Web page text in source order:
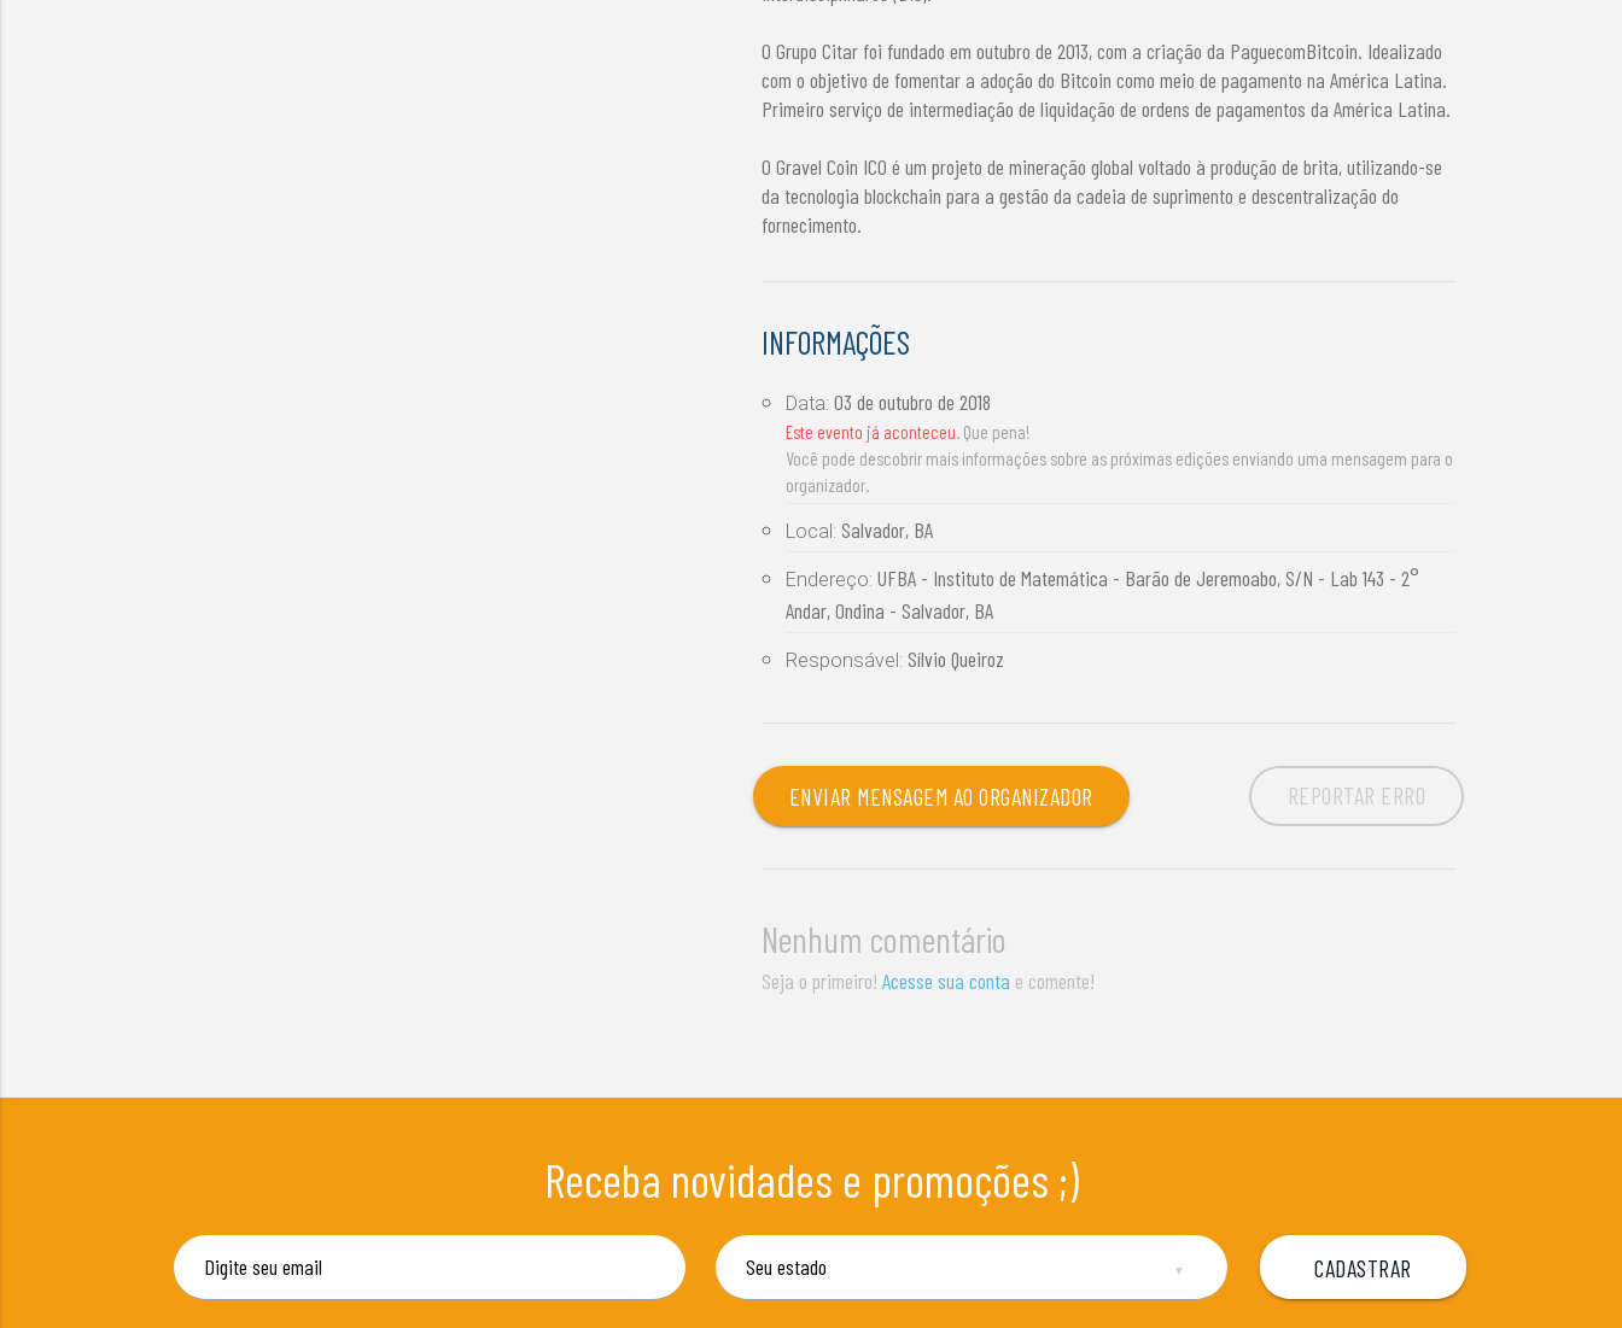
O Grupo Citar foi fundado em outubro de 2013, com a criação da PaguecomBitcoin. Idealizado
com o objetivo de fomentar a adoção do Bitcoin como meio de pagamento na América Latina.
Primeiro serviço de intermediação de liquidação de ordens de pagamentos da América Latina.
O Gravel Coin ICO é um projeto de mineração global voltado à produção de brita, utilizando-se
da tecnologia blockchain para a gestão da cadeia de suprimento e descentralização do
fornecimento.
INFORMAÇÕES
Data:03 de outubro de 2018
Este evento já aconteceu. Que pena!
Você pode descobrir mais informações sobre as próximas edições enviando uma mensagem para o
organizador.
Local: Salvador, BA
Endereço:UFBA - Instituto de Matemática - Barão de Jeremoabo, S/N - Lab 143 - 2°
Andar, Ondina - Salvador, BA
Responsável: Sílvio Queiroz
ENVIAR MENSAGEM AO ORGANIZADOR REPORTAR ERRO
Nenhum comentário
Seja o primeiro!Acesse sua conta e comente!
Receba novidades e promoções ;)
▼